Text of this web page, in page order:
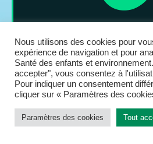
Nous utilisons des cookies pour
expérience de navigation et pour
Santé des enfants et
accepter", vous consentez à
Pour indiquer un consentement
cliquer sur « Paramètres des
Paramètres des cookies Tout